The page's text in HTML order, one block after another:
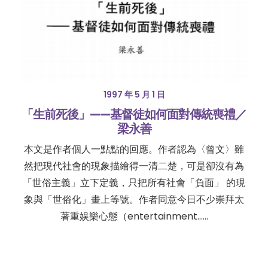
1997 年 5 月 1 日
「生前死後」——基督徒如何面對傳統喪禮／
梁永善
本文是作者個人一點點的回應。作者認為〈曾文〉雖
然把現代社會的現象描繪得一清二楚，可是卻沒有為
「世俗主義」立下定義，只把所有社會「負面」 的現
象與「世俗化」畫上等號。作者同意今日不少崇拜太
著重娱樂心態（entertainment……